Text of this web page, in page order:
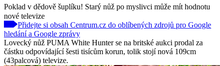
Poklad v dědově šuplíku! Starý nůž po myslivci může mít hodnotu
nové televize
Přidejte si obsah Centrum.cz do oblíbených zdrojů pro Google
hledání a Google zprávy
Lovecký nůž PUMA White Hunter se na britské aukci prodal za
částku odpovídající šesti tisícům korun, tolik stojí nová 109cm
(43palcová) televize.